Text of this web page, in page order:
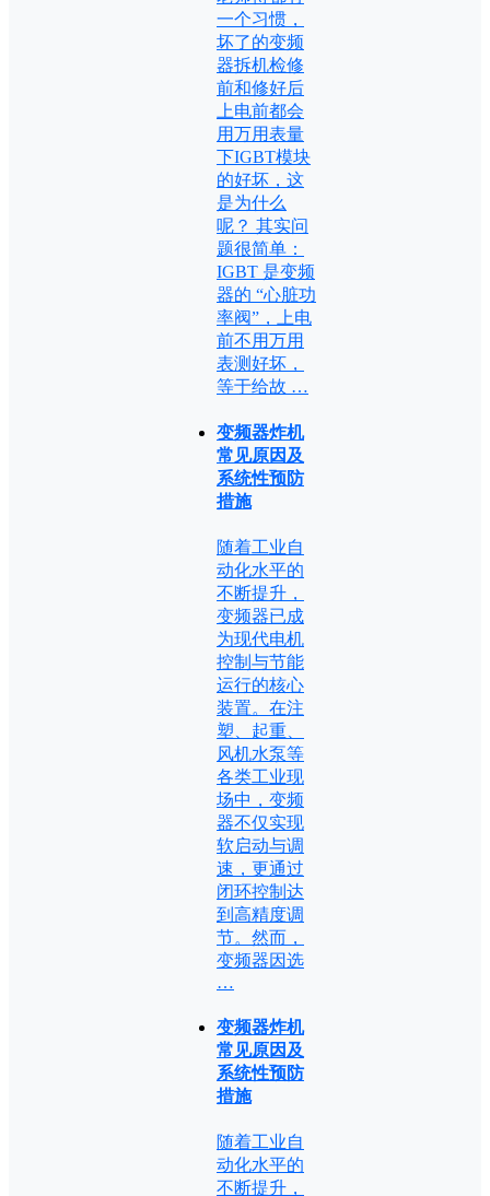
一个习惯，
坏了的变频
器拆机检修
前和修好后
上电前都会
用万用表量
下IGBT模块
的好坏，这
是为什么
呢？ 其实问
题很简单：
IGBT 是变频
器的 “心脏功
率阀”，上电
前不用万用
表测好坏，
等于给故 …
变频器炸机
常见原因及
系统性预防
措施
随着工业自
动化水平的
不断提升，
变频器已成
为现代电机
控制与节能
运行的核心
装置。在注
塑、起重、
风机水泵等
各类工业现
场中，变频
器不仅实现
软启动与调
速，更通过
闭环控制达
到高精度调
节。然而，
变频器因选
…
变频器炸机
常见原因及
系统性预防
措施
随着工业自
动化水平的
不断提升，